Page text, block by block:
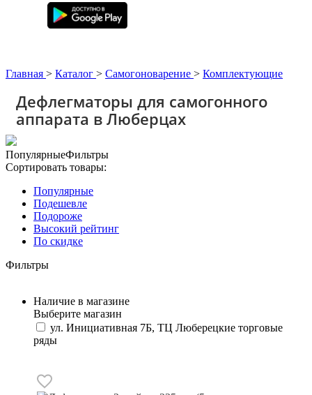
Главная > Каталог > Самогоноварение > Комплектующие
Дефлегматоры для самогонного
аппарата в Люберцах
ПопулярныеФильтры
Сортировать товары:
Популярные
Подешевле
Подороже
Высокий рейтинг
По скидке
Фильтры
Наличие в магазине
Выберите магазин
ул. Инициативная 7Б, ТЦ Люберецкие торговые
ряды